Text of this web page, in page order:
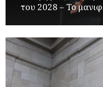
του 2028 – Το